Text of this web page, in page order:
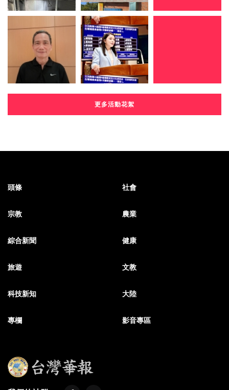
更多活動花絮
頭條 社會
宗教 農業
綜合新聞 健康
旅遊 文教
科技新知 大陸
專欄 影音專區